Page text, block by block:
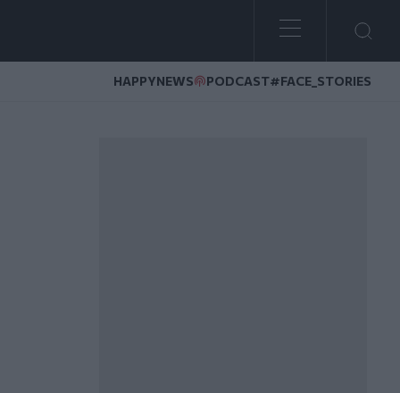
HAPPYNEWS PODCAST#FACE_STORIES